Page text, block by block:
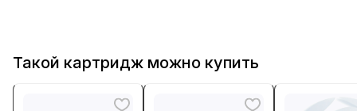
Такой картридж можно купить